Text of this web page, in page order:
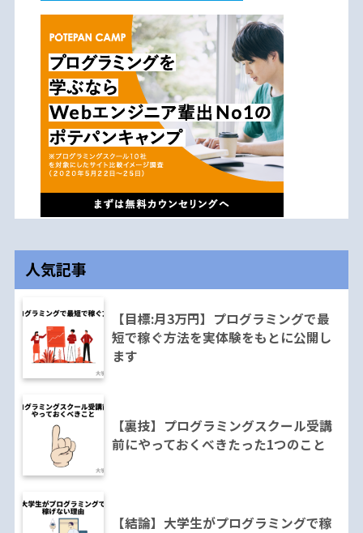
人気記事
【目標:月3万円】プログラミングで最
短で稼ぐ方法を実体験をもとに公開し
ます
【裏技】プログラミングスクール受講
前にやっておくべきたった1つのこと
【結論】大学生がプログラミングで稼